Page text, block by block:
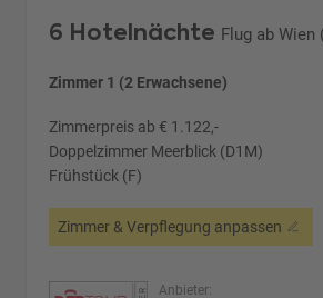
6 Hotelnächte Flug ab Wien
Zimmer 1 (2 Erwachsene)
Zimmerpreis ab € 1.122,-
Doppelzimmer Meerblick (D1M)
Frühstück (F)
Zimmer & Verpflegung anpassen
Anbieter: